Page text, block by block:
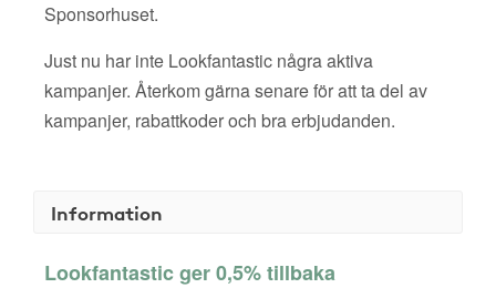
Sponsorhuset.
Just nu har inte Lookfantastic några aktiva
kampanjer. Återkom gärna senare för att ta del av
kampanjer, rabattkoder och bra erbjudanden.
Information
Lookfantastic ger 0,5% tillbaka